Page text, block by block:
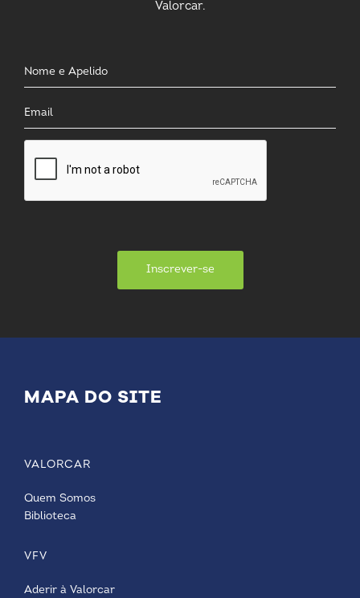
Valorcar.
Inscrever-se
MAPA DO SITE
VALORCAR
Quem Somos
Biblioteca
VFV
Aderir à Valorcar